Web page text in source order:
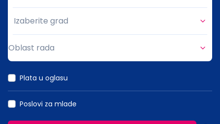
Grad
Izaberite grad
Oblast rada
Plata u oglasu
Poslovi za mlade